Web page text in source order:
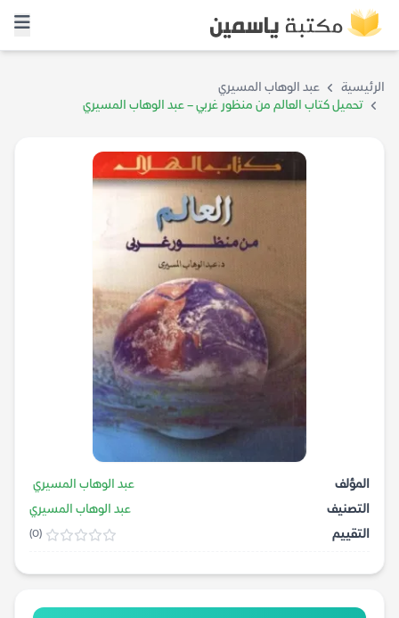
الرئيسية
عبد الوهاب المسيري
تحميل كتاب العالم من منظور غربي – عبد الوهاب المسيري
المؤلف
عبد الوهاب المسيري
التصنيف
عبد الوهاب المسيري
التقييم
(0)